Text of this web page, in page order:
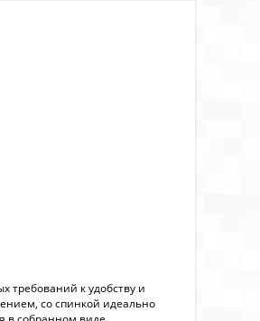
требований к удобству и
со спинкой идеально